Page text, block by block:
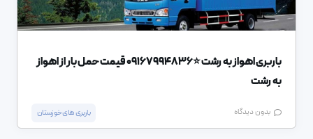
باربری اهواز به رشت ⭐️09167994836 قیمت حمل بار از اهواز
به رشت
بدون دیدگاه باربری های خوزستان